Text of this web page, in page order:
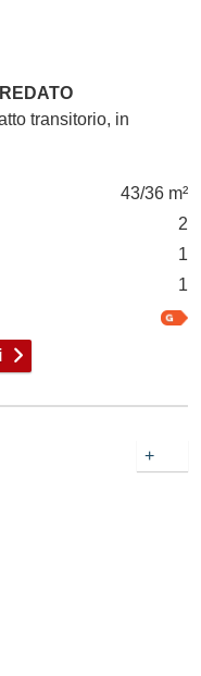
transitorio, in
43/36 m²
2
1
1
+